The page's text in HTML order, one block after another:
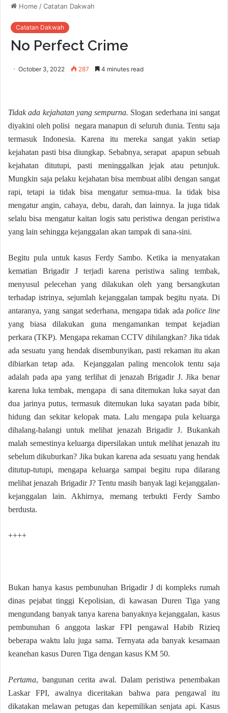
Home /Catatan Dakwah
Catatan Dakwah
No Perfect Crime
October 3, 2022 287 4 minutes read
Tidak ada kejahatan yang sempurna. Slogan sederhana ini sangat
diyakini oleh polisi negara manapun di seluruh dunia. Tentu saja
termasuk Indonesia. Karena itu mereka sangat yakin setiap
kejahatan pasti bisa diungkap. Sebabnya, serapat apapun sebuah
kejahatan ditutupi, pasti meninggalkan jejak atau petunjuk.
Mungkin saja pelaku kejahatan bisa membuat alibi dengan sangat
rapi, tetapi ia tidak bisa mengatur semua-mua. Ia tidak bisa
mengatur angin, cahaya, debu, darah, dan lainnya. Ia juga tidak
selalu bisa mengatur kaitan logis satu peristiwa dengan peristiwa
yang lain sehingga kejanggalan akan tampak di sana-sini.
Begitu pula untuk kasus Ferdy Sambo. Ketika ia menyatakan
kematian Brigadir J terjadi karena peristiwa saling tembak,
menyusul pelecehan yang dilakukan oleh yang bersangkutan
terhadap istrinya, sejumlah kejanggalan tampak begitu nyata. Di
antaranya, yang sangat sederhana, mengapa tidak ada police line
yang biasa dilakukan guna mengamankan tempat kejadian
perkara (TKP). Mengapa rekaman CCTV dihilangkan? Jika tidak
ada sesuatu yang hendak disembunyikan, pasti rekaman itu akan
dibiarkan tetap ada. Kejanggalan paling mencolok tentu saja
adalah pada apa yang terlihat di jenazah Brigadir J. Jika benar
karena luka tembak, mengapa di sana ditemukan luka sayat dan
dua jarinya putus, termasuk ditemukan luka sayatan pada bibir,
hidung dan sekitar kelopak mata. Lalu mengapa pula keluarga
dihalang-halangi untuk melihat jenazah Brigadir J. Bukankah
malah semestinya keluarga dipersilakan untuk melihat jenazah itu
sebelum dikuburkan? Jika bukan karena ada sesuatu yang hendak
ditutup-tutupi, mengapa keluarga sampai begitu rupa dilarang
melihat jenazah Brigadir J? Tentu masih banyak lagi kejanggalan-
kejanggalan lain. Akhirnya, memang terbukti Ferdy Sambo
berdusta.
++++
Bukan hanya kasus pembunuhan Brigadir J di kompleks rumah
dinas pejabat tinggi Kepolisian, di kawasan Duren Tiga yang
mengundang banyak tanya karena banyaknya kejanggalan, kasus
pembunuhan 6 anggota laskar FPI pengawal Habib Rizieq
beberapa waktu lalu juga sama. Ternyata ada banyak kesamaan
keanehan kasus Duren Tiga dengan kasus KM 50.
Pertama, bangunan cerita awal. Dalam peristiwa penembakan
Laskar FPI, awalnya diceritakan bahwa para pengawal itu
dikatakan melawan petugas dan kepemilikan senjata api. Kasus